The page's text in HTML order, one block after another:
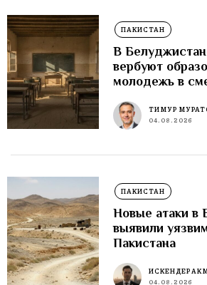
ПАКИСТАН
В
вербуют
молодежь в
ТИМУР
04.08.2026
ПАКИСТАН
Новые атаки в
выявили
Пакистана
ИСКЕНДЕР
04.08.2026